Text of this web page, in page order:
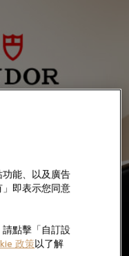
能、以及廣告
即表示您同意
點擊「自訂設
政策以了解